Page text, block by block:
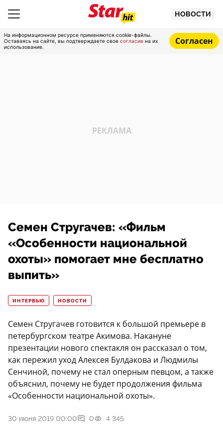
НОВОСТИ
На информационном ресурсе применяются cookie-файлы.
Оставаясь на сайте, вы подтверждаете свое согласие на их
использование.
Согласен
Семен Стругачев: «Фильм
«Особенности национальной
охоты» помогает мне бесплатно
выпить»
ИНТЕРВЬЮ НОВОСТИ
Семен Стругачев готовится к большой премьере в
петербургском театре Акимова. Накануне
презентации нового спектакля он рассказал о том,
как пережил уход Алексея Булдакова и Людмилы
Сенчиной, почему не стал оперным певцом, а также
объяснил, почему не будет продолжения фильма
«Особенности национальной охоты».
30 июня 2019 00:00 0 4 345